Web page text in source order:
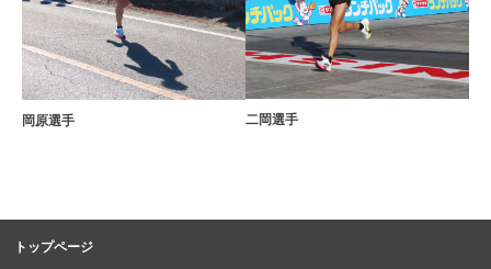
岡原選手 二岡選手
トップページ